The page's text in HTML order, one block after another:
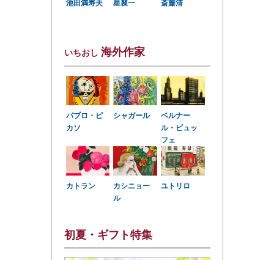
池田満寿夫 星襄一 斎藤清
いちおし 海外作家
パブロ・ピ
カソ
シャガール
ベルナー
ル・ビュッ
フェ
カトラン
カシニョー
ル
ユトリロ
初夏・ギフト特集